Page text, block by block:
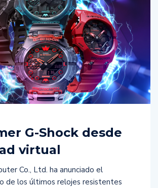
G-Shock desde
virtual
Co., Ltd. ha anunciado el
de los últimos relojes resistentes